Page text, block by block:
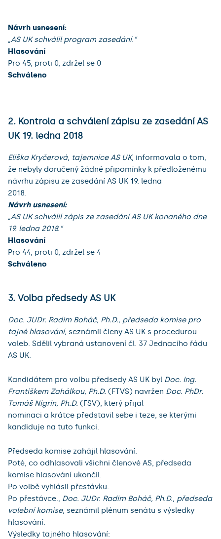
Návrh usnesení:
„AS UK schválil program zasedání.”
Hlasování
Pro 45, proti 0, zdržel se 0
Schváleno
2. Kontrola a schválení zápisu ze zasedání AS
UK 19. ledna 2018
Eliška Kryčerová, tajemnice AS UK, informovala o tom,
že nebyly doručený žádné připomínky k předloženému
návrhu zápisu ze zasedání AS UK 19. ledna
2018.
Návrh usnesení:
„AS UK schválil zápis ze zasedání AS UK konaného dne
19. ledna 2018.”
Hlasování
Pro 44, proti 0, zdržel se 4
Schváleno
3. Volba předsedy AS UK
Doc. JUDr. Radim Boháč, Ph.D., předseda komise pro
tajné hlasování, seznámil členy AS UK s procedurou
voleb. Sdělil vybraná ustanovení čl. 37 Jednacího řádu
AS UK.
Kandidátem pro volbu předsedy AS UK byl Doc. Ing.
Františkem Zahálkou, Ph.D. (FTVS) navržen Doc. PhDr.
Tomáš Nigrin, Ph.D. (FSV), který přijal
nominaci a krátce představil sebe i teze, se kterými
kandiduje na tuto funkci.
Předseda komise zahájil hlasování.
Poté, co odhlasovali všichni členové AS, předseda
komise hlasování ukončil.
Po volbě vyhlásil přestávku.
Po přestávce., Doc. JUDr. Radim Boháč, Ph.D., předseda
volební komise, seznámil plénum senátu s výsledky
hlasování.
Výsledky tajného hlasování: